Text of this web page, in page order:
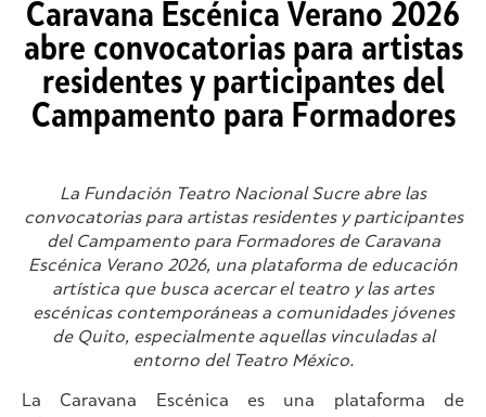
Caravana Escénica Verano 2026
abre convocatorias para artistas
residentes y participantes del
Campamento para Formadores
La Fundación Teatro Nacional Sucre abre las
convocatorias para artistas residentes y participantes
del Campamento para Formadores de Caravana
Escénica Verano 2026, una plataforma de educación
artística que busca acercar el teatro y las artes
escénicas contemporáneas a comunidades jóvenes
de Quito, especialmente aquellas vinculadas al
entorno del Teatro México.
La Caravana Escénica es una plataforma de